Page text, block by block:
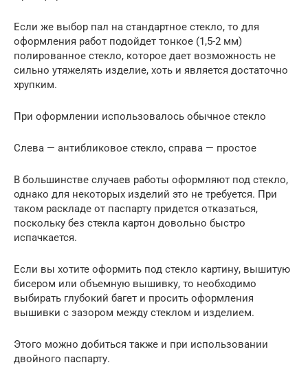
Если же выбор пал на стандартное стекло, то для
оформления работ подойдет тонкое (1,5-2 мм)
полированное стекло, которое дает возможность не
сильно утяжелять изделие, хоть и является достаточно
хрупким.
При оформлении использовалось обычное стекло
Слева — антибликовое стекло, справа — простое
В большинстве случаев работы оформляют под стекло,
однако для некоторых изделий это не требуется. При
таком раскладе от паспарту придется отказаться,
поскольку без стекла картон довольно быстро
испачкается.
Если вы хотите оформить под стекло картину, вышитую
бисером или объемную вышивку, то необходимо
выбирать глубокий багет и просить оформления
вышивки с зазором между стеклом и изделием.
Этого можно добиться также и при использовании
двойного паспарту.